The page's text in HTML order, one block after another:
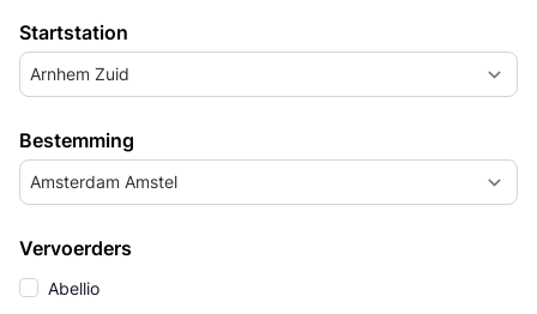
Startstation
Arnhem Zuid
Bestemming
Amsterdam Amstel
Vervoerders
Abellio